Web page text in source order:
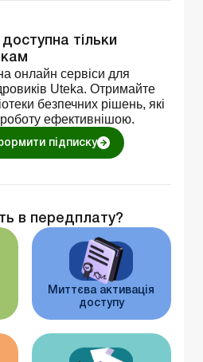
доступна тільки
онлайн сервіси для
Uteka. Отримайте
безпечних рішень, які
ефективнішою.
підписку
в передплату?
Миттєва активація
доступу